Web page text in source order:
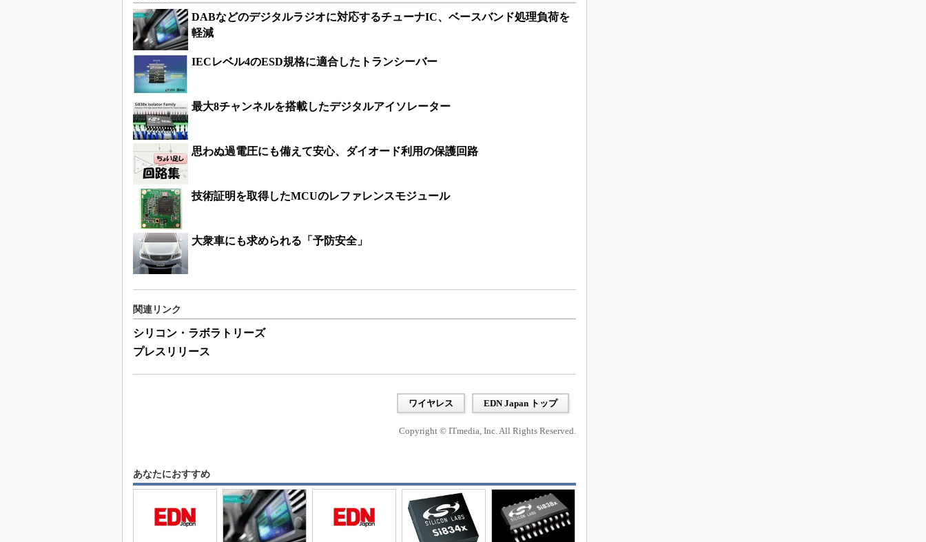
DABなどのデジタルラジオに対応するチューナIC、ベースバンド処理負荷を
軽減
IECレベル4のESD規格に適合したトランシーバー
最大8チャンネルを搭載したデジタルアイソレーター
思わぬ過電圧にも備えて安心、ダイオード利用の保護回路
技術証明を取得したMCUのレファレンスモジュール
大衆車にも求められる「予防安全」
関連リンク
シリコン・ラボラトリーズ
プレスリリース
ワイヤレス EDN Japan トップ
Copyright © ITmedia, Inc. All Rights Reserved.
あなたにおすすめ